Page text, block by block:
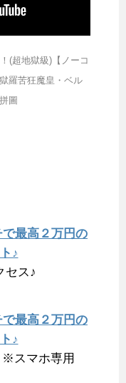
(超地獄級)【ノーコ
羅苦狂魔皇・ベル
圖
で最高２万円の
♪
セス♪
で最高２万円の
♪
※スマホ専用